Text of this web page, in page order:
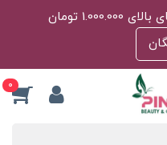
تومان
0